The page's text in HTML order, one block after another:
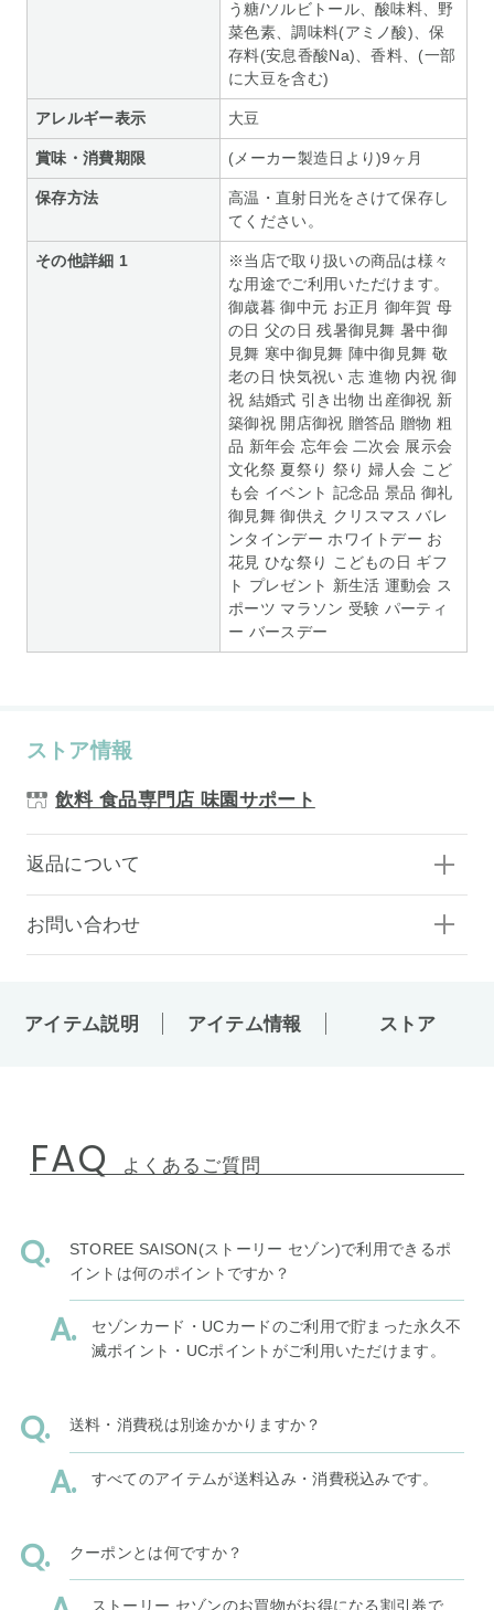
う糖/ソルビトール、酸味料、野
菜色素、調味料(アミノ酸)、保
存料(安息香酸Na)、香料、(一部
に大豆を含む)
アレルギー表示 大豆
賞味・消費期限 (メーカー製造日より)9ヶ月
保存方法
高温・直射日光をさけて保存し
てください。
その他詳細 1
※当店で取り扱いの商品は様々
な用途でご利用いただけます。
御歳暮 御中元 お正月 御年賀 母
の日 父の日 残暑御見舞 暑中御
見舞 寒中御見舞 陣中御見舞 敬
老の日 快気祝い 志 進物 内祝 御
祝 結婚式 引き出物 出産御祝 新
築御祝 開店御祝 贈答品 贈物 粗
品 新年会 忘年会 二次会 展示会
文化祭 夏祭り 祭り 婦人会 こど
も会 イベント 記念品 景品 御礼
御見舞 御供え クリスマス バレ
ンタインデー ホワイトデー お
花見 ひな祭り こどもの日 ギフ
ト プレゼント 新生活 運動会 ス
ポーツ マラソン 受験 パーティ
ー バースデー
ストア情報
飲料 食品専門店 味園サポート
返品について
お問い合わせ
アイテム説明 アイテム情報 ストア
FAQ よくあるご質問
STOREE SAISON(ストーリー セゾン)で利用できるポ
イントは何のポイントですか？
セゾンカード・UCカードのご利用で貯まった永久不
滅ポイント・UCポイントがご利用いただけます。
送料・消費税は別途かかりますか？
すべてのアイテムが送料込み・消費税込みです。
クーポンとは何ですか？
ストーリー セゾンのお買物がお得になる割引券で